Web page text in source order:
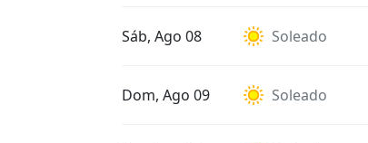
Sáb, Ago 08 Soleado
Dom, Ago 09 Soleado